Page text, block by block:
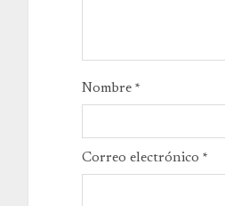
Nombre *
Correo electrónico *